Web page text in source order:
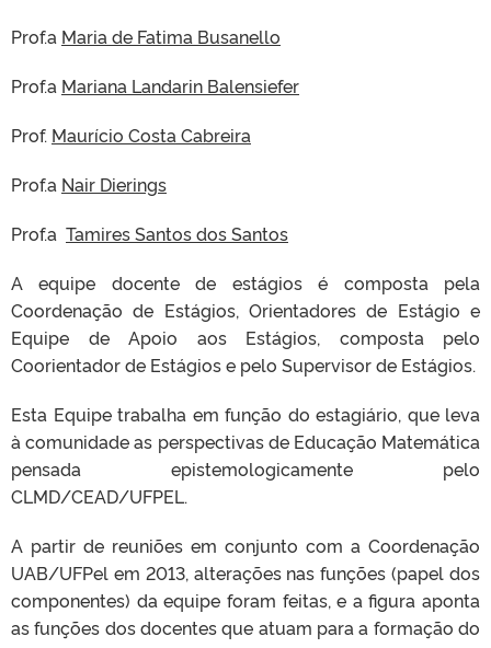
Prof.a Maria de Fatima Busanello
Prof.a Mariana Landarin Balensiefer
Prof. Maurício Costa Cabreira
Prof.a Nair Dierings
Prof.a Tamires Santos dos Santos
A equipe docente de estágios é composta pela
Coordenação de Estágios, Orientadores de Estágio e
Equipe de Apoio aos Estágios, composta pelo
Coorientador de Estágios e pelo Supervisor de Estágios.
Esta Equipe trabalha em função do estagiário, que leva
à comunidade as perspectivas de Educação Matemática
pensada epistemologicamente pelo
CLMD/CEAD/UFPEL.
A partir de reuniões em conjunto com a Coordenação
UAB/UFPel em 2013, alterações nas funções (papel dos
componentes) da equipe foram feitas, e a figura aponta
as funções dos docentes que atuam para a formação do